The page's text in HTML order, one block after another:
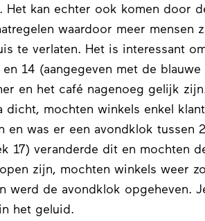
Het kan echter ook komen door
waardoor meer mensen
te verlaten. Het is interessant
en 14 (aangegeven met de
en het café nagenoeg gelijk
dicht, mochten winkels enkel
en was er een avondklok tussen
17) veranderde dit en mochten
zijn, mochten winkels weer
werd de avondklok opgeheven.
het geluid.